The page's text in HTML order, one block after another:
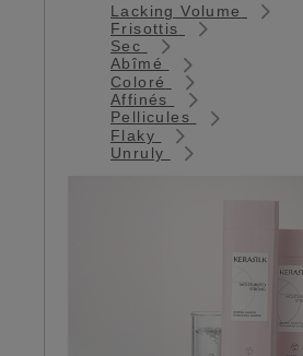
Lacking Volume
Frisottis
Sec
Abîmé
Coloré
Affinés
Pellicules
Flaky
Unruly